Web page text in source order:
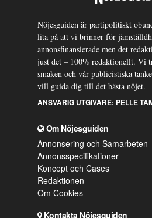
Nöjesguiden är partipolitiskt
lita på att vi brinner för
annonsfinansierade men det
just det – 100% redaktionellt. Vi
smaken och vår publicistiska
vill guida dig till det bästa nöjet.
ANSVARIG UTGIVARE: PELLE
Om Nöjesguiden
Annonsering och Samarbeten
Annonsspecifikationer
Koncept och Cases
Redaktionen
Om Cookies
Kontakta Nöjesguiden